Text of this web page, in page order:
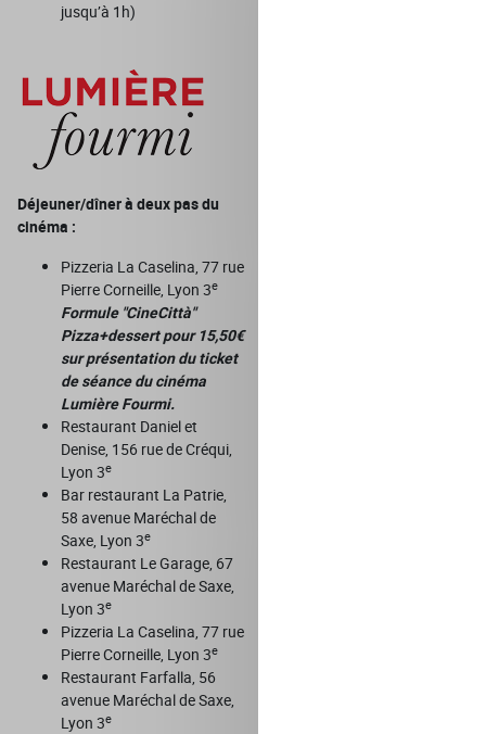
jusqu’à 1h)
Déjeuner/dîner à deux pas du
cinéma :
Pizzeria La Caselina, 77 rue
Pierre Corneille, Lyon 3e
Formule "CineCittà"
Pizza+dessert pour 15,50€
sur présentation du ticket
de séance du cinéma
Lumière Fourmi.
Restaurant Daniel et
Denise, 156 rue de Créqui,
Lyon 3e
Bar restaurant La Patrie,
58 avenue Maréchal de
Saxe, Lyon 3e
Restaurant Le Garage, 67
avenue Maréchal de Saxe,
Lyon 3e
Pizzeria La Caselina, 77 rue
Pierre Corneille, Lyon 3e
Restaurant Farfalla, 56
avenue Maréchal de Saxe,
Lyon 3e